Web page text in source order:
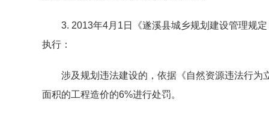
3. 2013年4月1日《遂溪县城乡规划建设管理规定
执行：
涉及规划违法建设的，依据《自然资源违法行为
面积的工程造价的6%进行处罚。